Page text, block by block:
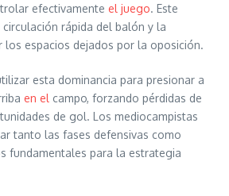
efectivamente el juego. Este
rápida del balón y la
los espacios dejados por la oposición.
esta dominancia para presionar a
en el campo, forzando pérdidas de
de gol. Los mediocampistas
tanto las fases defensivas como
fundamentales para la estrategia